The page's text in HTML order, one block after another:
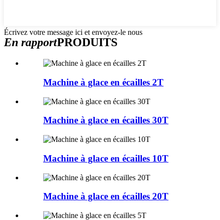
Écrivez votre message ici et envoyez-le nous
En rapportPRODUITS
Machine à glace en écailles 2T
Machine à glace en écailles 30T
Machine à glace en écailles 10T
Machine à glace en écailles 20T